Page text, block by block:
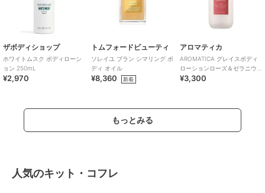
ザボディショップ
ホワイトムスク ボディローシ
ョン 250mL
¥2,970
トムフォードビューティ
ソレイユ ブラン シマリング ボ
ディ オイル
¥8,360 新着
アロマティカ
AROMATICA グレイスボディ
ローションローズ＆ゼラニウ
ム(韓国コスメ)
¥3,300
もっとみる
人気のキット・コフレ